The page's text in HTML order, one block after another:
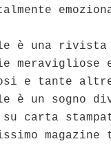
è una
e tante
è un sogno
su carta